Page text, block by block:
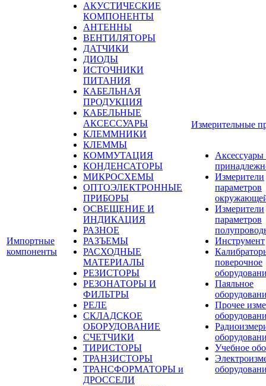
Импортные
компоненты
АКУСТИЧЕСКИЕ
КОМПОНЕНТЫ
АНТЕННЫ
ВЕНТИЛЯТОРЫ
ДАТЧИКИ
ДИОДЫ
ИСТОЧНИКИ
ПИТАНИЯ
КАБЕЛЬНАЯ
ПРОДУКЦИЯ
КАБЕЛЬНЫЕ
АКСЕССУАРЫ
КЛЕММНИКИ
КЛЕММЫ
КОММУТАЦИЯ
КОНДЕНСАТОРЫ
МИКРОСХЕМЫ
ОПТОЭЛЕКТРОННЫЕ
ПРИБОРЫ
ОСВЕЩЕНИЕ И
ИНДИКАЦИЯ
РАЗНОЕ
РАЗЪЕМЫ
РАСХОДНЫЕ
МАТЕРИАЛЫ
РЕЗИСТОРЫ
РЕЗОНАТОРЫ И
ФИЛЬТРЫ
РЕЛЕ
СКЛАДСКОЕ
ОБОРУДОВАНИЕ
СЧЕТЧИКИ
ТИРИСТОРЫ
ТРАНЗИСТОРЫ
ТРАНСФОРМАТОРЫ и
ДРОССЕЛИ
Измерительные
Аксессуары
Измерители
параметров
Измерители
параметров
Инструмент
поверочное
Паяльное
Прочее
Учебное